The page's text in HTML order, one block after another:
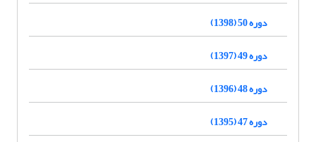
دوره 50 (1398)
دوره 49 (1397)
دوره 48 (1396)
دوره 47 (1395)